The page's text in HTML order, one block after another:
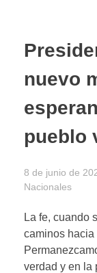
nuevo
pueblo
8 de junio de
Nacionales
La fe, cuando
caminos hacia
verdad y en la